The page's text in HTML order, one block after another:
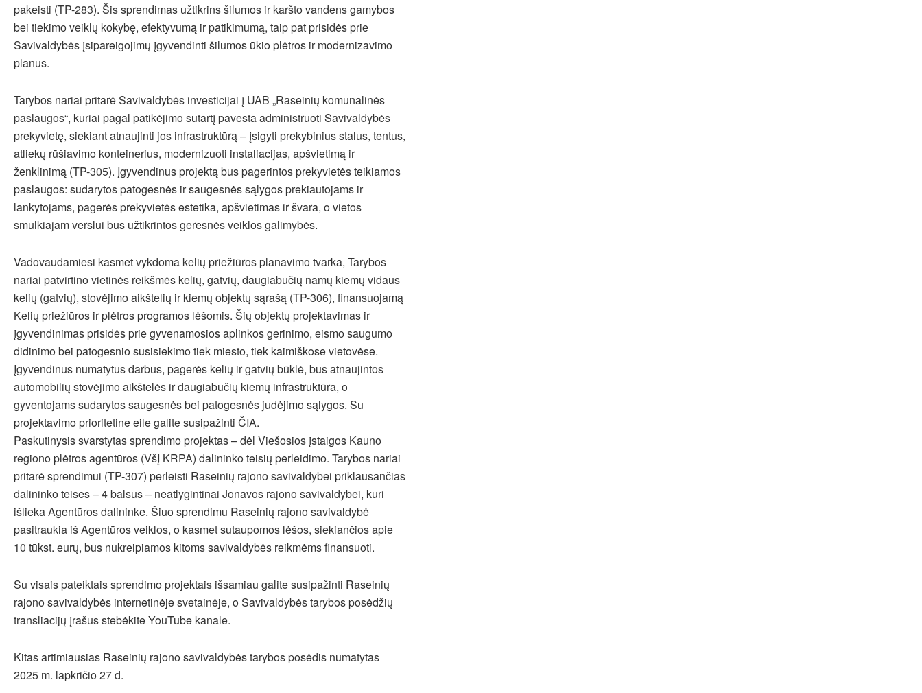
pakeisti (TP-283). Šis sprendimas užtikrins šilumos ir karšto vandens gamybos
bei tiekimo veiklų kokybę, efektyvumą ir patikimumą, taip pat prisidės prie
Savivaldybės įsipareigojimų įgyvendinti šilumos ūkio plėtros ir modernizavimo
planus.
Tarybos nariai pritarė Savivaldybės investicijai į UAB „Raseinių komunalinės
paslaugos“, kuriai pagal patikėjimo sutartį pavesta administruoti Savivaldybės
prekyvietę, siekiant atnaujinti jos infrastruktūrą – įsigyti prekybinius stalus, tentus,
atliekų rūšiavimo konteinerius, modernizuoti instaliacijas, apšvietimą ir
ženklinimą (TP-305). Įgyvendinus projektą bus pagerintos prekyvietės teikiamos
paslaugos: sudarytos patogesnės ir saugesnės sąlygos prekiautojams ir
lankytojams, pagerės prekyvietės estetika, apšvietimas ir švara, o vietos
smulkiajam verslui bus užtikrintos geresnės veiklos galimybės.
Vadovaudamiesi kasmet vykdoma kelių priežiūros planavimo tvarka, Tarybos
nariai patvirtino vietinės reikšmės kelių, gatvių, daugiabučių namų kiemų vidaus
kelių (gatvių), stovėjimo aikštelių ir kiemų objektų sąrašą (TP-306), finansuojamą
Kelių priežiūros ir plėtros programos lėšomis. Šių objektų projektavimas ir
įgyvendinimas prisidės prie gyvenamosios aplinkos gerinimo, eismo saugumo
didinimo bei patogesnio susisiekimo tiek miesto, tiek kaimiškose vietovėse.
Įgyvendinus numatytus darbus, pagerės kelių ir gatvių būklė, bus atnaujintos
automobilių stovėjimo aikštelės ir daugiabučių kiemų infrastruktūra, o
gyventojams sudarytos saugesnės bei patogesnės judėjimo sąlygos. Su
projektavimo prioritetine eile galite susipažinti ČIA.
Paskutinysis svarstytas sprendimo projektas – dėl Viešosios įstaigos Kauno
regiono plėtros agentūros (VšĮ KRPA) dalininko teisių perleidimo. Tarybos nariai
pritarė sprendimui (TP-307) perleisti Raseinių rajono savivaldybei priklausančias
dalininko teises – 4 balsus – neatlygintinai Jonavos rajono savivaldybei, kuri
išlieka Agentūros dalininke. Šiuo sprendimu Raseinių rajono savivaldybė
pasitraukia iš Agentūros veiklos, o kasmet sutaupomos lėšos, siekiančios apie
10 tūkst. eurų, bus nukreipiamos kitoms savivaldybės reikmėms finansuoti.
Su visais pateiktais sprendimo projektais išsamiau galite susipažinti Raseinių
rajono savivaldybės internetinėje svetainėje, o Savivaldybės tarybos posėdžių
transliacijų įrašus stebėkite YouTube kanale.
Kitas artimiausias Raseinių rajono savivaldybės tarybos posėdis numatytas
2025 m. lapkričio 27 d.